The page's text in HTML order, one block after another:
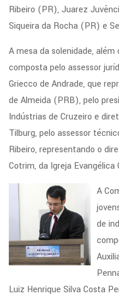
Ribeiro (PR), Juarez
Siqueira da Rocha (PR) e
A mesa da solenidade,
composta pelo assessor
Griecco de Andrade, que
de Almeida (PRB), pelo
Indústrias de Cruzeiro e
Tilburg, pelo assessor
Ribeiro, representando o
Cotrim, da Igreja Evangélica
A
de
Luiz Henrique Silva Costa